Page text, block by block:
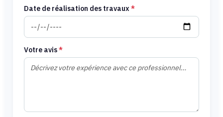
Date de réalisation des travaux *
Votre avis*